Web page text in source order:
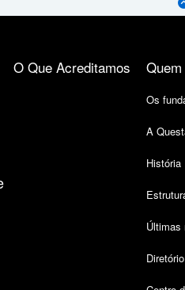
O Que Acreditamos
Os
A
História
Últimas
Diretório